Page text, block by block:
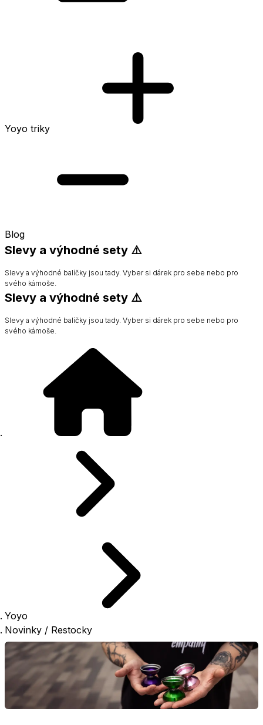
Yoyo triky
Blog
Slevy a výhodné sety ⚠️
Slevy a výhodné balíčky jsou tady. Vyber si dárek pro sebe nebo pro
svého kámoše.
Slevy a výhodné sety ⚠️
Slevy a výhodné balíčky jsou tady. Vyber si dárek pro sebe nebo pro
svého kámoše.
Yoyo
Novinky / Restocky
Novinky / Restocky